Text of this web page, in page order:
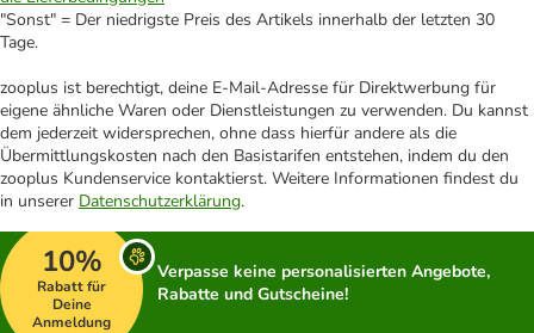
"Sonst" = Der niedrigste Preis des Artikels innerhalb der letzten 30
Tage.
zooplus ist berechtigt, deine E-Mail-Adresse für Direktwerbung für
eigene ähnliche Waren oder Dienstleistungen zu verwenden. Du kannst
dem jederzeit widersprechen, ohne dass hierfür andere als die
Übermittlungskosten nach den Basistarifen entstehen, indem du den
zooplus Kundenservice kontaktierst. Weitere Informationen findest du
in unserer Datenschutzerklärung.
10%
Rabatt für
Deine
Anmeldung
Verpasse keine personalisierten Angebote,
Rabatte und Gutscheine!